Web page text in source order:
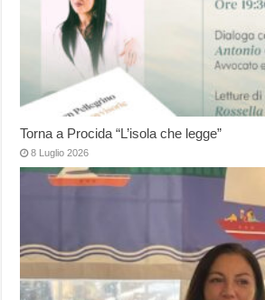
Torna a Procida “L’isola che legge”
8 Luglio 2026